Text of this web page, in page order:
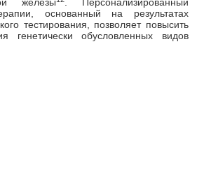
основанный на результатах
тестирования, позволяет повысить
генетически обусловленных видов